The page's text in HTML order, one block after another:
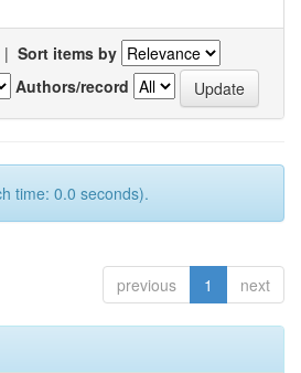
| Sort items by
Authors/record
time: 0.0 seconds).
previous 1 next